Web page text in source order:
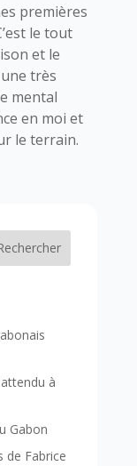
premières
le tout
et le
une très
mental
en moi et
le terrain.
à
Gabon
de Fabrice